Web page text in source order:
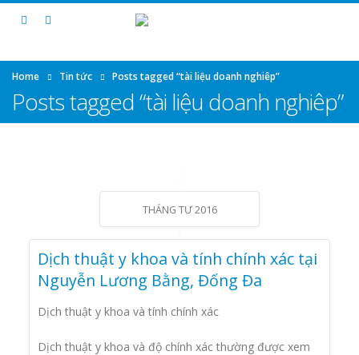
Home Tin tức Posts tagged “tài liệu doanh nghiêp”
Posts tagged “tài liệu doanh nghiêp”
THÁNG TƯ 2016
Dịch thuật y khoa và tính chính xác tại
Nguyễn Lương Bằng, Đống Đa
Dịch thuật y khoa và tính chính xác
Dịch thuật y khoa và độ chính xác thường được xem